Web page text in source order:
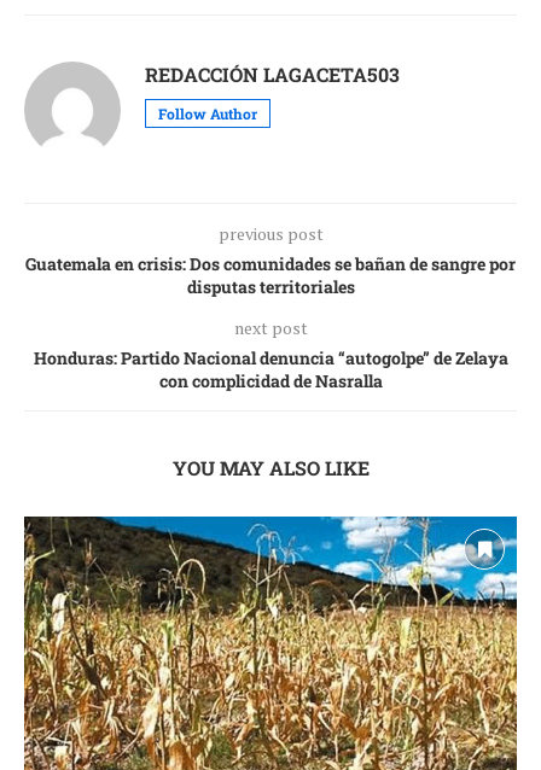
REDACCIÓN LAGACETA503
Follow Author
previous post
Guatemala en crisis: Dos comunidades se bañan de sangre por
disputas territoriales
next post
Honduras: Partido Nacional denuncia “autogolpe” de Zelaya
con complicidad de Nasralla
YOU MAY ALSO LIKE